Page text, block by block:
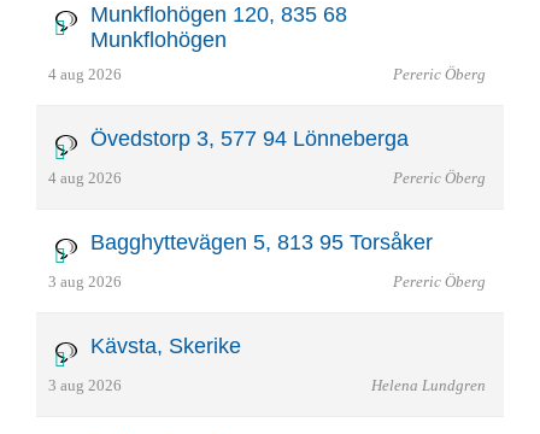
Munkflohögen 120, 835 68
Munkflohögen
4 aug 2026 Pereric Öberg
Övedstorp 3, 577 94 Lönneberga
4 aug 2026 Pereric Öberg
Bagghyttevägen 5, 813 95 Torsåker
3 aug 2026 Pereric Öberg
Kävsta, Skerike
3 aug 2026 Helena Lundgren